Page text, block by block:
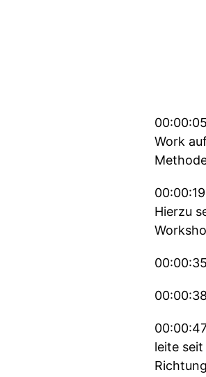
Work
Hierzu
leite